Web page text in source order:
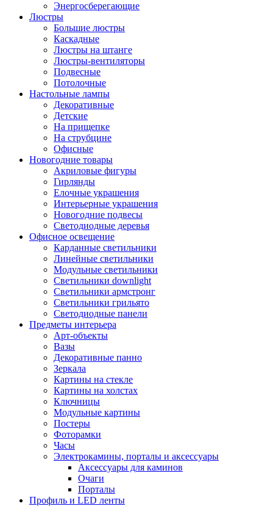
Энергосберегающие
Люстры
Большие люстры
Каскадные
Люстры на штанге
Люстры-вентиляторы
Подвесные
Потолочные
Настольные лампы
Декоративные
Детские
На прищепке
На струбцине
Офисные
Новогодние товары
Акриловые фигуры
Гирлянды
Елочные украшения
Интерьерные украшения
Новогодние подвесы
Светодиодные деревья
Офисное освещение
Карданные светильники
Линейные светильники
Модульные светильники
Светильники downlight
Светильники армстронг
Светильники грильято
Светодиодные панели
Предметы интерьера
Арт-объекты
Вазы
Декоративные панно
Зеркала
Картины на стекле
Картины на холстах
Ключницы
Модульные картины
Постеры
Фоторамки
Часы
Электрокамины, порталы и аксессуары
Аксессуары для каминов
Очаги
Порталы
Профиль и LED ленты